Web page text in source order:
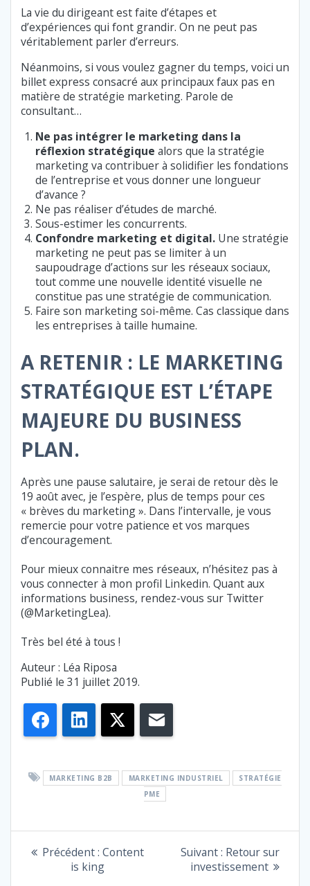
La vie du dirigeant est faite d’étapes et
d’expériences qui font grandir. On ne peut pas
véritablement parler d’erreurs.
Néanmoins, si vous voulez gagner du temps, voici un
billet express consacré aux principaux faux pas en
matière de stratégie marketing. Parole de
consultant…
Ne pas intégrer le marketing dans la
réflexion stratégique alors que la stratégie
marketing va contribuer à solidifier les fondations
de l’entreprise et vous donner une longueur
d’avance ?
Ne pas réaliser d’études de marché.
Sous-estimer les concurrents.
Confondre marketing et digital. Une stratégie
marketing ne peut pas se limiter à un
saupoudrage d’actions sur les réseaux sociaux,
tout comme une nouvelle identité visuelle ne
constitue pas une stratégie de communication.
Faire son marketing soi-même. Cas classique dans
les entreprises à taille humaine.
A RETENIR : LE MARKETING
STRATÉGIQUE EST L’ÉTAPE
MAJEURE DU BUSINESS
PLAN.
Après une pause salutaire, je serai de retour dès le
19 août avec, je l’espère, plus de temps pour ces
« brèves du marketing ». Dans l’intervalle, je vous
remercie pour votre patience et vos marques
d’encouragement.
Pour mieux connaitre mes réseaux, n’hésitez pas à
vous connecter à mon profil Linkedin. Quant aux
informations business, rendez-vous sur Twitter
(@MarketingLea).
Très bel été à tous !
Auteur : Léa Riposa
Publié le 31 juillet 2019.
FacebookLinkedIn
MARKETING B2B MARKETING INDUSTRIEL
STRATÉGIE
PME
NAVIGATION
Précédent : Article
précédent
Content
is king
Suivant : Article
suivant
Retour sur
investissement